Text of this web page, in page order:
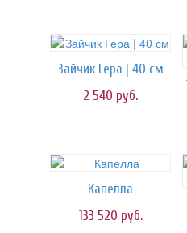
Зайчик Гера | 40 см
2 540 руб.
Капелла
133 520 руб.